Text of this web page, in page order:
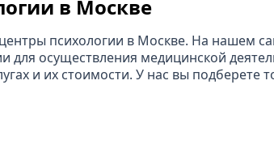
в Москве
психологии в Москве. На нашем
осуществления медицинской
и их стоимости. У нас вы подберете